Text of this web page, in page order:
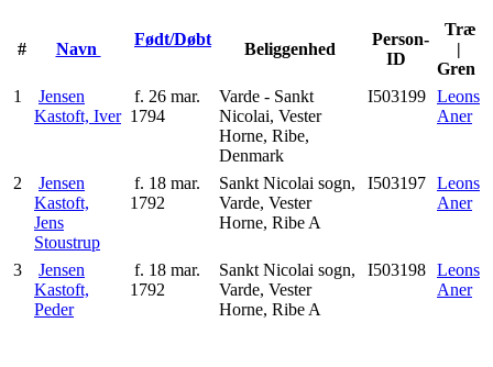
# Navn
Født/Døbt
Beliggenhed
Person-
ID
Træ
|
Gren
1
Jensen
Kastoft, Iver
f. 26 mar.
1794
Varde - Sankt
Nicolai, Vester
Horne, Ribe,
Denmark
I503199 Leons
Aner
2
Jensen
Kastoft,
Jens
Stoustrup
f. 18 mar.
1792
Sankt Nicolai sogn,
Varde, Vester
Horne, Ribe A
I503197 Leons
Aner
3
Jensen
Kastoft,
Peder
f. 18 mar.
1792
Sankt Nicolai sogn,
Varde, Vester
Horne, Ribe A
I503198 Leons
Aner